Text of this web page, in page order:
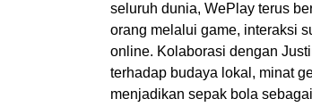
seluruh dunia, WePlay terus
orang melalui game, interaksi
online. Kolaborasi dengan
terhadap budaya lokal, minat
menjadikan sepak bola